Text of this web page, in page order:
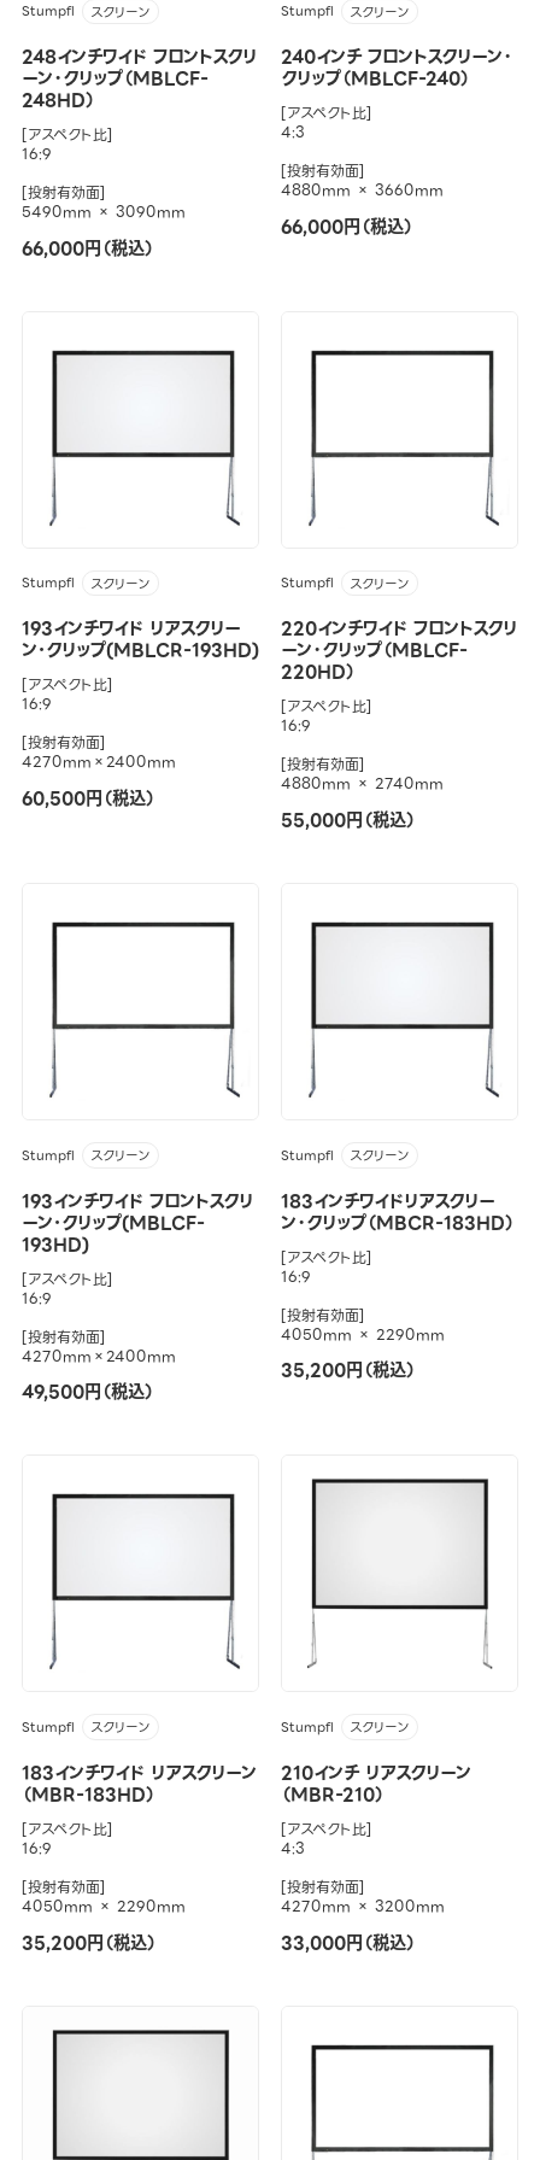
Stumpfl スクリーン
248インチワイド フロントスクリ
ーン・クリップ（MBLCF-
248HD）
[アスペクト比]
16:9
[投射有効面]
5490mm × 3090mm
66,000円（税込）
Stumpfl スクリーン
240インチ フロントスクリーン・
クリップ（MBLCF-240）
[アスペクト比]
4:3
[投射有効面]
4880mm × 3660mm
66,000円（税込）
Stumpfl スクリーン
193インチワイド リアスクリー
ン･クリップ(MBLCR-193HD)
[アスペクト比]
16:9
[投射有効面]
4270mm×2400mm
60,500円（税込）
Stumpfl スクリーン
220インチワイド フロントスクリ
ーン・クリップ（MBLCF-
220HD）
[アスペクト比]
16:9
[投射有効面]
4880mm × 2740mm
55,000円（税込）
Stumpfl スクリーン
193インチワイド フロントスクリ
ーン･クリップ(MBLCF-
193HD)
[アスペクト比]
16:9
[投射有効面]
4270mm×2400mm
49,500円（税込）
Stumpfl スクリーン
183インチワイドリアスクリー
ン・クリップ（MBCR-183HD）
[アスペクト比]
16:9
[投射有効面]
4050mm × 2290mm
35,200円（税込）
Stumpfl スクリーン
183インチワイド リアスクリーン
（MBR-183HD）
[アスペクト比]
16:9
[投射有効面]
4050mm × 2290mm
35,200円（税込）
Stumpfl スクリーン
210インチ リアスクリーン
（MBR-210）
[アスペクト比]
4:3
[投射有効面]
4270mm × 3200mm
33,000円（税込）